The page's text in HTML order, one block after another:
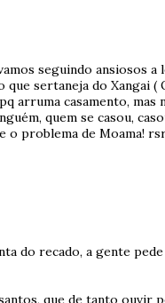
seguindo ansiosos a
que sertaneja do Xangai (
arruma casamento, mas
quem se casou,
o problema de Moama!
do recado, a gente
que de tanto ouvir